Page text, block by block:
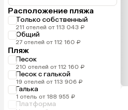
Расположение пляжа
Только собственный
211 отелей от 113 043 ₽
Общий
27 отелей от 112 160 ₽
Пляж
Песок
210 отелей от 112 160 ₽
Песок с галькой
19 отелей от 113 906 ₽
Галька
1 отель от 188 955 ₽
Платформа